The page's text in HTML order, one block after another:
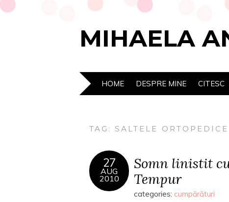
MIHAELA
HOME DESPRE MINE CITESC
TAG: SALTELE ORTOPEDICE
27
AUG
2010
Somn linistit
Tempur
categories: cumpărături